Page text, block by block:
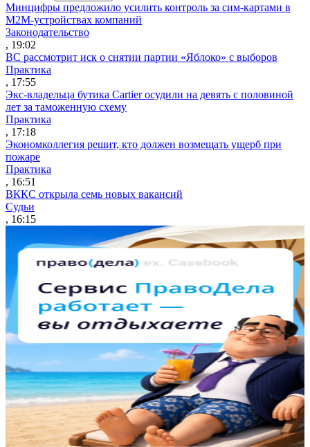
Минцифры предложило усилить контроль за сим-картами в
M2M-устройствах компаний
Законодательство
, 19:02
ВС рассмотрит иск о снятии партии «Яблоко» с выборов
Практика
, 17:55
Экс-владельца бутика Cartier осудили на девять с половиной
лет за таможенную схему
Практика
, 17:18
Экономколлегия решит, кто должен возмещать ущерб при
пожаре
Практика
, 16:51
ВККС открыла семь новых вакансий
Судьи
, 16:15